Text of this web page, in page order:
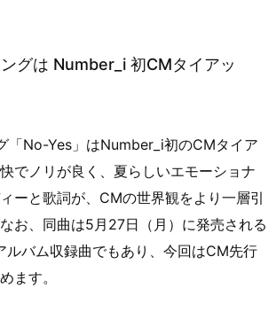
グは Number_i 初CMタイアッ
「No-Yes」はNumber_i初のCMタイア
でノリが良く、夏らしいエモーショナ
ーと歌詞が、CMの世界観をより一層引
お、同曲は5月27日（月）に発売される
ルバム収録曲でもあり、今回はCM先行
ます。